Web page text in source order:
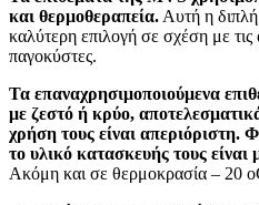
και θερμοθεραπεία. Αυτή η
καλύτερη επιλογή σε σχέση με
παγοκύστες.
Τα επαναχρησιμοποιούμενα
με ζεστό ή κρύο,
χρήση τους είναι απεριόριστη.
το υλικό κατασκευής τους
Ακόμη και σε θερμοκρασία – 20